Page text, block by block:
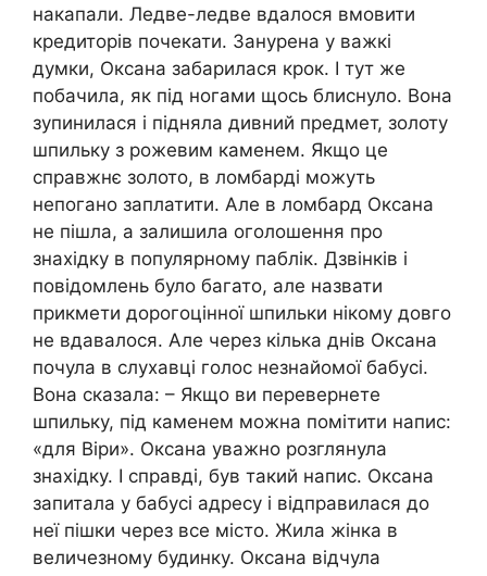
накапали. Ледве-ледве вдалося вмовити
кредиторів почекати. Занурена у важкі
думки, Оксана забарилася крок. І тут же
побачила, як під ногами щось блиснуло. Вона
зупинилася і підняла дивний предмет, золоту
шпильку з рожевим каменем. Якщо це
справжнє золото, в ломбарді можуть
непогано заплатити. Але в ломбард Оксана
не пішла, а залишила оголошення про
знахідку в популярному паблік. Дзвінків і
повідомлень було багато, але назвати
прикмети дорогоцінної шпильки нікому довго
не вдавалося. Але через кілька днів Оксана
почула в слухавці голос незнайомої бабусі.
Вона сказала: – Якщо ви перевернете
шпильку, під каменем можна помітити напис:
«для Віри». Оксана уважно розглянула
знахідку. І справді, був такий напис. Оксана
запитала у бабусі адресу і відправилася до
неї пішки через все місто. Жила жінка в
величезному будинку. Оксана відчула